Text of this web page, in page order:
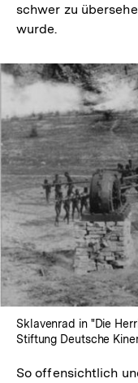
schwer zu
wurde.
Sklavenrad in "Die
Stiftung Deutsche
So offensichtlich